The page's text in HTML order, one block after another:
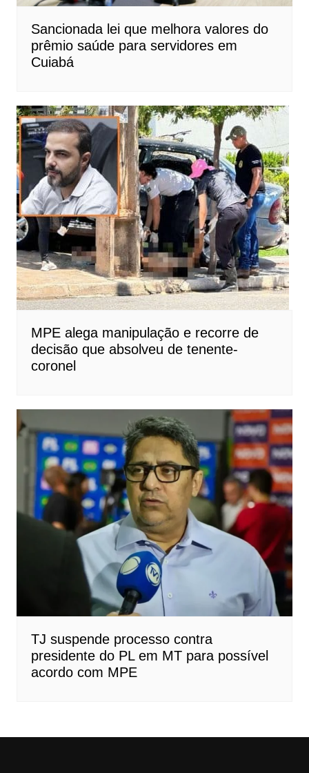
Sancionada lei que melhora valores do
prêmio saúde para servidores em
Cuiabá
MPE alega manipulação e recorre de
decisão que absolveu de tenente-
coronel
TJ suspende processo contra
presidente do PL em MT para possível
acordo com MPE